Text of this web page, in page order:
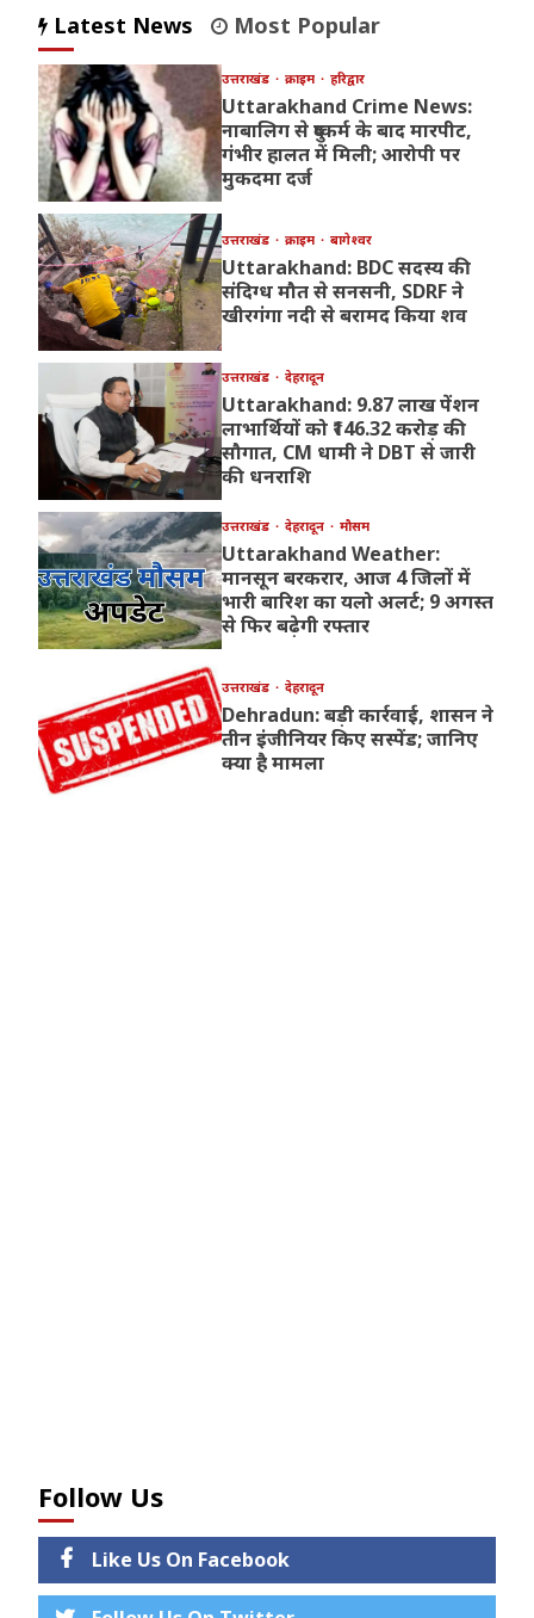
Latest News Most Popular
उत्तराखंड क्राइम हरिद्वार
Uttarakhand Crime News:
नाबालिग से दुष्कर्म के बाद मारपीट,
गंभीर हालत में मिली; आरोपी पर
मुकदमा दर्ज
उत्तराखंड क्राइम बागेश्वर
Uttarakhand: BDC सदस्य की
संदिग्ध मौत से सनसनी, SDRF ने
खीरगंगा नदी से बरामद किया शव
उत्तराखंड देहरादून
Uttarakhand: 9.87 लाख पेंशन
लाभार्थियों को ₹146.32 करोड़ की
सौगात, CM धामी ने DBT से जारी
की धनराशि
उत्तराखंड देहरादून मौसम
Uttarakhand Weather:
मानसून बरकरार, आज 4 जिलों में
भारी बारिश का यलो अलर्ट; 9 अगस्त
से फिर बढ़ेगी रफ्तार
उत्तराखंड देहरादून
Dehradun: बड़ी कार्रवाई, शासन ने
तीन इंजीनियर किए सस्पेंड; जानिए
क्या है मामला
Follow Us
Like Us On Facebook